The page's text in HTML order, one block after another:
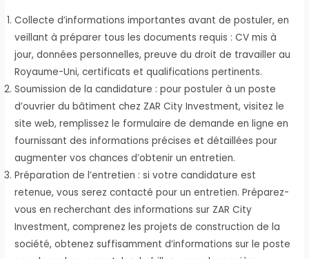
Collecte d’informations importantes avant de postuler, en
veillant à préparer tous les documents requis : CV mis à
jour, données personnelles, preuve du droit de travailler au
Royaume-Uni, certificats et qualifications pertinents.
Soumission de la candidature : pour postuler à un poste
d’ouvrier du bâtiment chez ZAR City Investment, visitez le
site web, remplissez le formulaire de demande en ligne en
fournissant des informations précises et détaillées pour
augmenter vos chances d’obtenir un entretien.
Préparation de l’entretien : si votre candidature est
retenue, vous serez contacté pour un entretien. Préparez-
vous en recherchant des informations sur ZAR City
Investment, comprenez les projets de construction de la
société, obtenez suffisamment d’informations sur le poste